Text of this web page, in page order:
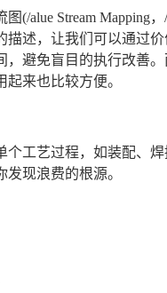
(/alue Stream Mapping
述，让我们可以通过
避免盲目的执行改善
来也比较方便。
工艺过程，如装配、
现浪费的根源‍‍。